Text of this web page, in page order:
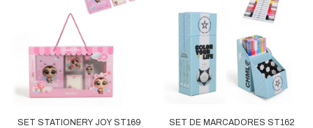
SET STATIONERY JOY ST169
SET DE MARCADORES ST162